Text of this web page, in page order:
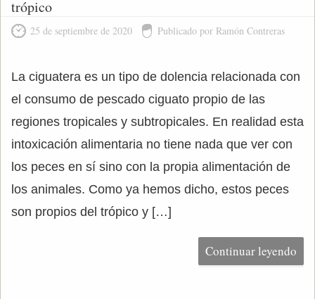
trópico
25 de septiembre de 2020 Publicado por Ramón Contreras
La ciguatera es un tipo de dolencia relacionada con
el consumo de pescado ciguato propio de las
regiones tropicales y subtropicales. En realidad esta
intoxicación alimentaria no tiene nada que ver con
los peces en sí sino con la propia alimentación de
los animales. Como ya hemos dicho, estos peces
son propios del trópico y […]
Continuar leyendo